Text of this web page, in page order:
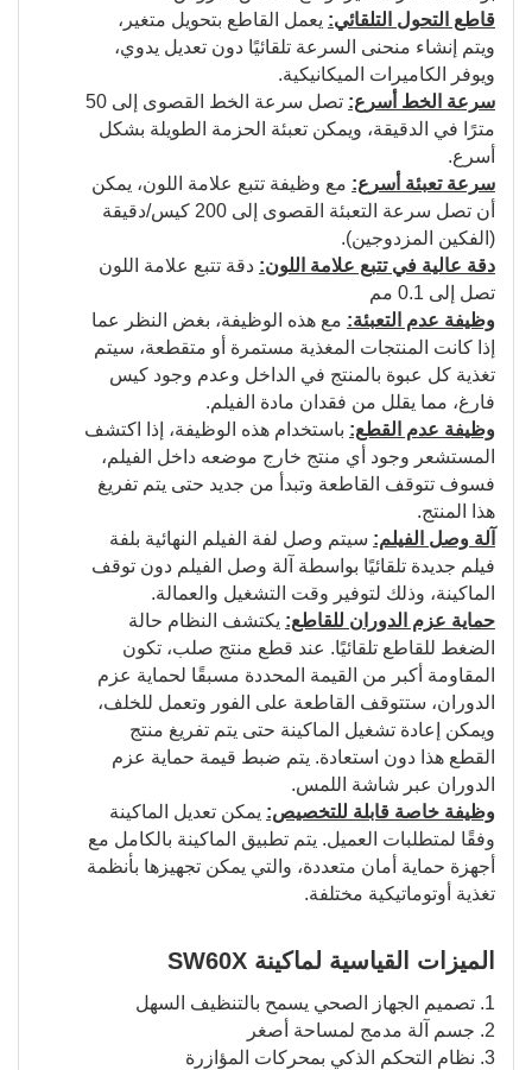
قاطع التحول التلقائي: يعمل القاطع بتحويل متغير،
ويتم إنشاء منحنى السرعة تلقائيًا دون تعديل يدوي،
ويوفر الكاميرات الميكانيكية.
سرعة الخط أسرع:
تصل سرعة الخط القصوى إلى 50
مترًا في الدقيقة، ويمكن تعبئة الحزمة الطويلة بشكل
أسرع.
سرعة تعبئة أسرع: مع وظيفة تتبع علامة اللون، يمكن
أن تصل سرعة التعبئة القصوى إلى 200 كيس/دقيقة
(الفكين المزدوجين).
دقة عالية في تتبع علامة اللون: دقة تتبع علامة اللون
تصل إلى 0.1 مم
وظيفة عدم التعبئة: مع هذه الوظيفة، بغض النظر عما
إذا كانت المنتجات المغذية مستمرة أو متقطعة، سيتم
تغذية كل عبوة بالمنتج في الداخل وعدم وجود كيس
فارغ، مما يقلل من فقدان مادة الفيلم.
وظيفة عدم القطع: باستخدام هذه الوظيفة، إذا اكتشف
المستشعر وجود أي منتج خارج موضعه داخل الفيلم،
فسوف تتوقف القاطعة وتبدأ من جديد حتى يتم تفريغ
هذا المنتج.
آلة وصل الفيلم: سيتم وصل لفة الفيلم النهائية بلفة
فيلم جديدة تلقائيًا بواسطة آلة وصل الفيلم دون توقف
الماكينة، وذلك لتوفير وقت التشغيل والعمالة.
حماية عزم الدوران للقاطع: يكتشف النظام حالة
الضغط للقاطع تلقائيًا. عند قطع منتج صلب، تكون
المقاومة أكبر من القيمة المحددة مسبقًا لحماية عزم
الدوران، ستتوقف القاطعة على الفور وتعمل للخلف،
ويمكن إعادة تشغيل الماكينة حتى يتم تفريغ منتج
القطع هذا دون استعادة. يتم ضبط قيمة حماية عزم
الدوران عبر شاشة اللمس.
وظيفة خاصة قابلة للتخصيص: يمكن تعديل الماكينة
وفقًا لمتطلبات العميل. يتم تطبيق الماكينة بالكامل مع
أجهزة حماية أمان متعددة، والتي يمكن تجهيزها بأنظمة
تغذية أوتوماتيكية مختلفة.
الميزات القياسية لماكينة SW60X
1. تصميم الجهاز الصحي يسمح بالتنظيف السهل
2. جسم آلة مدمج لمساحة أصغر
3. نظام التحكم الذكي بمحركات المؤازرة